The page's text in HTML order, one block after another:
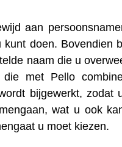
aan
doen. Bovendien
naam die u
met Pello
bijgewerkt,
wat u ook
u moet kiezen.